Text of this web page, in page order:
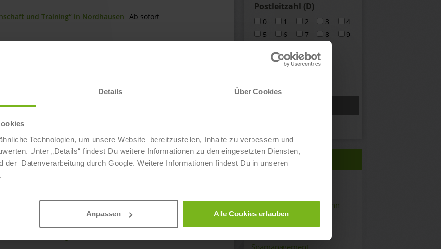
Details Über Cookies
Technologien, um unsere Website bereitzustellen, Inhalte zu verbessern und
Unter „Details“ findest Du weitere Informationen zu den eingesetzten Diensten,
der Datenverarbeitung durch Google. Weitere Informationen findest Du in unseren
.
Anpassen Alle Cookies erlauben
Postleitzahl (D)
0 1 2 3
4
5
6 7 8 9
deutschlandweit
europaweit
weltweit
QUALIFIKATIONEN
Sport- & Fitnesskaufmann
(IHK)
Spamanagement
und Training“ in Nordhausen
Ab sofort
und Training“ in Lengede
und Training“ in Wunstorf
und Training“ in Soest
und Fitnessökonomie“ in
Ab sofort
und Fitnessökonomie“ in
Ab sofort
und Training“ in Dorsten